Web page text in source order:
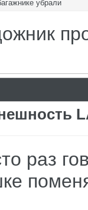
убрали
раз